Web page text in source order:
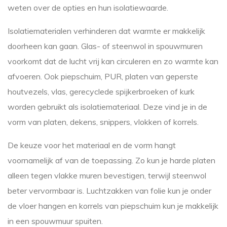
weten over de opties en hun isolatiewaarde.
Isolatiematerialen verhinderen dat warmte er makkelijk
doorheen kan gaan. Glas- of steenwol in spouwmuren
voorkomt dat de lucht vrij kan circuleren en zo warmte kan
afvoeren. Ook piepschuim, PUR, platen van geperste
houtvezels, vlas, gerecyclede spijkerbroeken of kurk
worden gebruikt als isolatiemateriaal. Deze vind je in de
vorm van platen, dekens, snippers, vlokken of korrels.
De keuze voor het materiaal en de vorm hangt
voornamelijk af van de toepassing. Zo kun je harde platen
alleen tegen vlakke muren bevestigen, terwijl steenwol
beter vervormbaar is. Luchtzakken van folie kun je onder
de vloer hangen en korrels van piepschuim kun je makkelijk
in een spouwmuur spuiten.